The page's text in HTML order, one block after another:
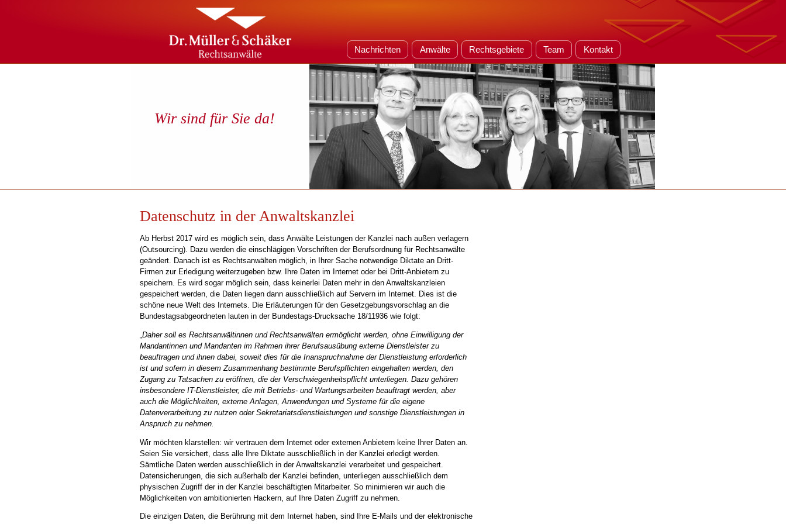
Nachrichten Anwälte Rechtsgebiete Team Kontakt
Wir sind für Sie da!
Datenschutz in der Anwaltskanzlei
Ab Herbst 2017 wird es möglich sein, dass Anwälte Leistungen der Kanzlei nach außen verlagern
(Outsourcing). Dazu werden die einschlägigen Vorschriften der Berufsordnung für Rechtsanwälte
geändert. Danach ist es Rechtsanwälten möglich, in Ihrer Sache notwendige Diktate an Dritt-
Firmen zur Erledigung weiterzugeben bzw. Ihre Daten im Internet oder bei Dritt-Anbietern zu
speichern. Es wird sogar möglich sein, dass keinerlei Daten mehr in den Anwaltskanzleien
gespeichert werden, die Daten liegen dann ausschließlich auf Servern im Internet. Dies ist die
schöne neue Welt des Internets. Die Erläuterungen für den Gesetzgebungsvorschlag an die
Bundestagsabgeordneten lauten in der Bundestags-Drucksache 18/11936 wie folgt:
„Daher soll es Rechtsanwältinnen und Rechtsanwälten ermöglicht werden, ohne Einwilligung der
Mandantinnen und Mandanten im Rahmen ihrer Berufsausübung externe Dienstleister zu
beauftragen und ihnen dabei, soweit dies für die Inanspruchnahme der Dienstleistung erforderlich
ist und sofern in diesem Zusammenhang bestimmte Berufspflichten eingehalten werden, den
Zugang zu Tatsachen zu eröffnen, die der Verschwiegenheitspflicht unterliegen. Dazu gehören
insbesondere IT-Dienstleister, die mit Betriebs- und Wartungsarbeiten beauftragt werden, aber
auch die Möglichkeiten, externe Anlagen, Anwendungen und Systeme für die eigene
Datenverarbeitung zu nutzen oder Sekretariatsdienstleistungen und sonstige Dienstleistungen in
Anspruch zu nehmen.
Wir möchten klarstellen: wir vertrauen dem Internet oder externen Anbietern keine Ihrer Daten an.
Seien Sie versichert, dass alle Ihre Diktate ausschließlich in der Kanzlei erledigt werden.
Sämtliche Daten werden ausschließlich in der Anwaltskanzlei verarbeitet und gespeichert.
Datensicherungen, die sich außerhalb der Kanzlei befinden, unterliegen ausschließlich dem
physischen Zugriff der in der Kanzlei beschäftigten Mitarbeiter. So minimieren wir auch die
Möglichkeiten von ambitionierten Hackern, auf Ihre Daten Zugriff zu nehmen.
Die einzigen Daten, die Berührung mit dem Internet haben, sind Ihre E-Mails und der elektronische